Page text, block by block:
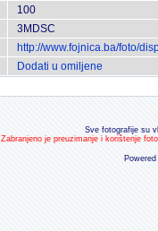
100
3MDSC
http://www.fojnica.ba/foto/
Dodati u omiljene
Sve fotografije su
Zabranjeno je preuzimanje i korištenje